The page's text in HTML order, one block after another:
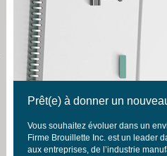
Prêt(e) à donner un
Vous souhaitez évoluer dans un
Firme Brouillette Inc. est un leader
aux entreprises, de l’industrie